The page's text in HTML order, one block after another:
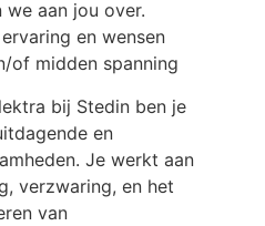
we aan jou over.
en wensen
of midden spanning
bij Stedin ben je
en
Je werkt aan
verzwaring, en het
van